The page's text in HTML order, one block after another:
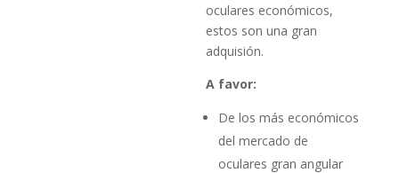
oculares económicos,
estos son una gran
adquisión.
A favor:
De los más económicos
del mercado de
oculares gran angular